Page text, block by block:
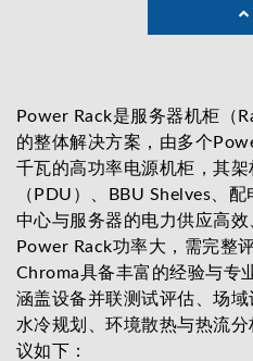
Power Rack是服务器机柜（
的整体解决方案，由多个
千瓦的高功率电源机柜，其
（PDU）、BBU Shelves、
中心与服务器的电力供应高
Power Rack功率大，需完整
Chroma具备丰富的经验与专
涵盖设备并联测试评估、场
水冷规划、环境散热与热流
议如下：